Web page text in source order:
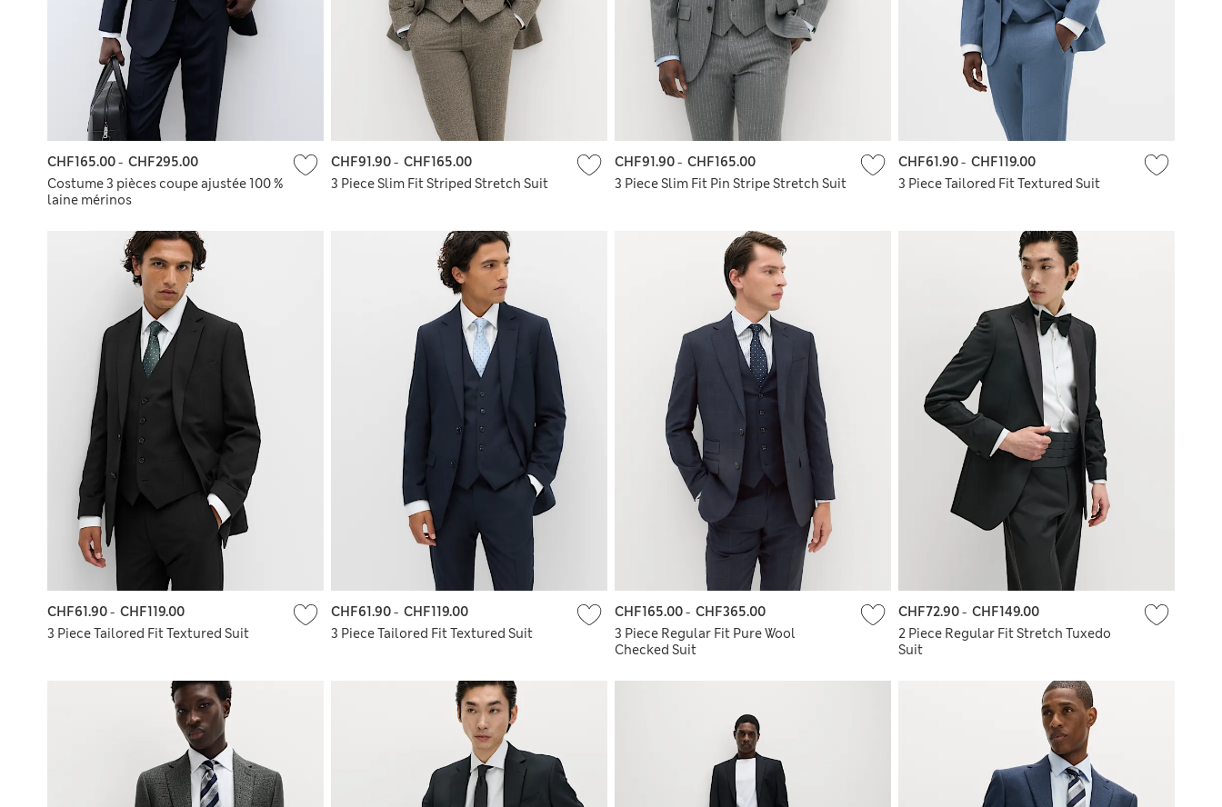
Costume 3 pièces coupe ajustée 100 %
laine mérinos
CHF165.00- CHF295.00
3 Piece Slim Fit Striped Stretch Suit
CHF91.90- CHF165.00
3 Piece Slim Fit Pin Stripe Stretch Suit
CHF91.90- CHF165.00
3 Piece Tailored Fit Textured Suit
CHF61.90- CHF119.00
3 Piece Tailored Fit Textured Suit
CHF61.90- CHF119.00
3 Piece Tailored Fit Textured Suit
CHF61.90- CHF119.00
3 Piece Regular Fit Pure Wool
Checked Suit
CHF165.00- CHF365.00
2 Piece Regular Fit Stretch Tuxedo
Suit
CHF72.90- CHF149.00